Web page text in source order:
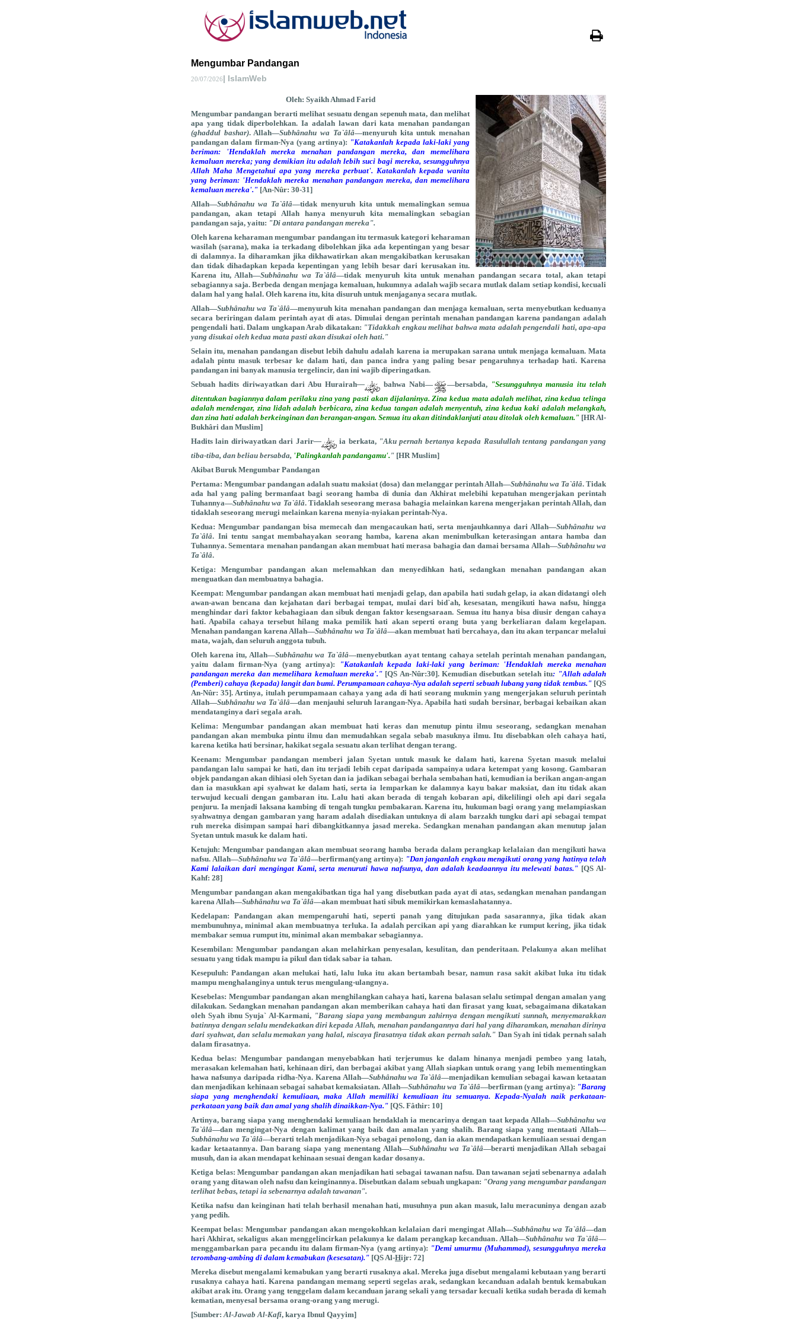
Mengumbar Pandangan
20/07/2026| IslamWeb
Oleh: Syaikh Ahmad Farid
Mengumbar pandangan berarti melihat sesuatu dengan sepenuh mata, dan melihat
apa yang tidak diperbolehkan. Ia adalah lawan dari kata menahan pandangan
(ghaddul bashar). Allah—Subhânahu wa Ta`âlâ—menyuruh kita untuk menahan
pandangan dalam firman-Nya (yang artinya): "Katakanlah kepada laki-laki yang
beriman: 'Hendaklah mereka menahan pandangan mereka, dan memelihara
kemaluan mereka; yang demikian itu adalah lebih suci bagi mereka, sesungguhnya
Allah Maha Mengetahui apa yang mereka perbuat'. Katakanlah kepada wanita
yang beriman: 'Hendaklah mereka menahan pandangan mereka, dan memelihara
kemaluan mereka'." [An-Nûr: 30-31]
Allah—Subhânahu wa Ta`âlâ—tidak menyuruh kita untuk memalingkan semua
pandangan, akan tetapi Allah hanya menyuruh kita memalingkan sebagian
pandangan saja, yaitu: "Di antara pandangan mereka".
Oleh karena keharaman mengumbar pandangan itu termasuk kategori keharaman
wasilah (sarana), maka ia terkadang dibolehkan jika ada kepentingan yang besar
di dalamnya. Ia diharamkan jika dikhawatirkan akan mengakibatkan kerusakan
dan tidak dihadapkan kepada kepentingan yang lebih besar dari kerusakan itu.
Karena itu, Allah—Subhânahu wa Ta`âlâ—tidak menyuruh kita untuk menahan pandangan secara total, akan tetapi
sebagiannya saja. Berbeda dengan menjaga kemaluan, hukumnya adalah wajib secara mutlak dalam setiap kondisi, kecuali
dalam hal yang halal. Oleh karena itu, kita disuruh untuk menjaganya secara mutlak.
Allah—Subhânahu wa Ta`âlâ—menyuruh kita menahan pandangan dan menjaga kemaluan, serta menyebutkan keduanya
secara beriringan dalam perintah ayat di atas. Dimulai dengan perintah menahan pandangan karena pandangan adalah
pengendali hati. Dalam ungkapan Arab dikatakan: "Tidakkah engkau melihat bahwa mata adalah pengendali hati, apa-apa
yang disukai oleh kedua mata pasti akan disukai oleh hati."
Selain itu, menahan pandangan disebut lebih dahulu adalah karena ia merupakan sarana untuk menjaga kemaluan. Mata
adalah pintu masuk terbesar ke dalam hati, dan panca indra yang paling besar pengaruhnya terhadap hati. Karena
pandangan ini banyak manusia tergelincir, dan ini wajib diperingatkan.
Sebuah hadits diriwayatkan dari Abu Hurairah— bahwa Nabi— —bersabda, "Sesungguhnya manusia itu telah
ditentukan bagiannya dalam perilaku zina yang pasti akan dijalaninya. Zina kedua mata adalah melihat, zina kedua telinga
adalah mendengar, zina lidah adalah berbicara, zina kedua tangan adalah menyentuh, zina kedua kaki adalah melangkah,
dan zina hati adalah berkeinginan dan berangan-angan. Semua itu akan ditindaklanjuti atau ditolak oleh kemaluan." [HR Al-
Bukhâri dan Muslim]
Hadits lain diriwayatkan dari Jarir— ia berkata, "Aku pernah bertanya kepada Rasulullah tentang pandangan yang
tiba-tiba, dan beliau bersabda, 'Palingkanlah pandangamu'. " [HR Muslim]
Akibat Buruk Mengumbar Pandangan
Pertama: Mengumbar pandangan adalah suatu maksiat (dosa) dan melanggar perintah Allah—Subhânahu wa Ta`âlâ. Tidak
ada hal yang paling bermanfaat bagi seorang hamba di dunia dan Akhirat melebihi kepatuhan mengerjakan perintah
Tuhannya—Subhânahu wa Ta`âlâ. Tidaklah seseorang merasa bahagia melainkan karena mengerjakan perintah Allah, dan
tidaklah seseorang merugi melainkan karena menyia-nyiakan perintah-Nya.
Kedua: Mengumbar pandangan bisa memecah dan mengacaukan hati, serta menjauhkannya dari Allah—Subhânahu wa
Ta`âlâ. Ini tentu sangat membahayakan seorang hamba, karena akan menimbulkan keterasingan antara hamba dan
Tuhannya. Sementara menahan pandangan akan membuat hati merasa bahagia dan damai bersama Allah—Subhânahu wa
Ta`âlâ.
Ketiga: Mengumbar pandangan akan melemahkan dan menyedihkan hati, sedangkan menahan pandangan akan
menguatkan dan membuatnya bahagia.
Keempat: Mengumbar pandangan akan membuat hati menjadi gelap, dan apabila hati sudah gelap, ia akan didatangi oleh
awan-awan bencana dan kejahatan dari berbagai tempat, mulai dari bid`ah, kesesatan, mengikuti hawa nafsu, hingga
menghindar dari faktor kebahagiaan dan sibuk dengan faktor kesengsaraan. Semua itu hanya bisa diusir dengan cahaya
hati. Apabila cahaya tersebut hilang maka pemilik hati akan seperti orang buta yang berkeliaran dalam kegelapan.
Menahan pandangan karena Allah—Subhânahu wa Ta`âlâ—akan membuat hati bercahaya, dan itu akan terpancar melalui
mata, wajah, dan seluruh anggota tubuh.
Oleh karena itu, Allah—Subhânahu wa Ta`âlâ—menyebutkan ayat tentang cahaya setelah perintah menahan pandangan,
yaitu dalam firman-Nya (yang artinya):
"Katakanlah kepada laki-laki yang beriman: 'Hendaklah mereka menahan
pandangan mereka dan memelihara kemaluan mereka'." [QS An-Nûr:30]. Kemudian disebutkan setelah itu: "Allah adalah
(Pemberi) cahaya (kepada) langit dan bumi. Perumpamaan cahaya-Nya adalah seperti sebuah lubang yang tidak tembus." [QS
An-Nûr: 35]. Artinya, itulah perumpamaan cahaya yang ada di hati seorang mukmin yang mengerjakan seluruh perintah
Allah—Subhânahu wa Ta`âlâ—dan menjauhi seluruh larangan-Nya. Apabila hati sudah bersinar, berbagai kebaikan akan
mendatanginya dari segala arah.
Kelima: Mengumbar pandangan akan membuat hati keras dan menutup pintu ilmu seseorang, sedangkan menahan
pandangan akan membuka pintu ilmu dan memudahkan segala sebab masuknya ilmu. Itu disebabkan oleh cahaya hati,
karena ketika hati bersinar, hakikat segala sesuatu akan terlihat dengan terang.
Keenam: Mengumbar pandangan memberi jalan Syetan untuk masuk ke dalam hati, karena Syetan masuk melalui
pandangan lalu sampai ke hati, dan itu terjadi lebih cepat daripada sampainya udara ketempat yang kosong. Gambaran
objek pandangan akan dihiasi oleh Syetan dan ia jadikan sebagai berhala sembahan hati, kemudian ia berikan angan-angan
dan ia masukkan api syahwat ke dalam hati, serta ia lemparkan ke dalamnya kayu bakar maksiat, dan itu tidak akan
terwujud kecuali dengan gambaran itu. Lalu hati akan berada di tengah kobaran api, dikelilingi oleh api dari segala
penjuru. Ia menjadi laksana kambing di tengah tungku pembakaran. Karena itu, hukuman bagi orang yang melampiaskan
syahwatnya dengan gambaran yang haram adalah disediakan untuknya di alam barzakh tungku dari api sebagai tempat
ruh mereka disimpan sampai hari dibangkitkannya jasad mereka. Sedangkan menahan pandangan akan menutup jalan
Syetan untuk masuk ke dalam hati.
Ketujuh: Mengumbar pandangan akan membuat seorang hamba berada dalam perangkap kelalaian dan mengikuti hawa
nafsu. Allah—Subhânahu wa Ta`âlâ—berfirman(yang artinya): "Dan janganlah engkau mengikuti orang yang hatinya telah
Kami lalaikan dari mengingat Kami, serta menuruti hawa nafsunya, dan adalah keadaannya itu melewati batas." [QS Al-
Kahf: 28]
Mengumbar pandangan akan mengakibatkan tiga hal yang disebutkan pada ayat di atas, sedangkan menahan pandangan
karena Allah—Subhânahu wa Ta`âlâ—akan membuat hati sibuk memikirkan kemaslahatannya.
Kedelapan: Pandangan akan mempengaruhi hati, seperti panah yang ditujukan pada sasarannya, jika tidak akan
membunuhnya, minimal akan membuatnya terluka. Ia adalah percikan api yang diarahkan ke rumput kering, jika tidak
membakar semua rumput itu, minimal akan membakar sebagiannya.
Kesembilan: Mengumbar pandangan akan melahirkan penyesalan, kesulitan, dan penderitaan. Pelakunya akan melihat
sesuatu yang tidak mampu ia pikul dan tidak sabar ia tahan.
Kesepuluh: Pandangan akan melukai hati, lalu luka itu akan bertambah besar, namun rasa sakit akibat luka itu tidak
mampu menghalanginya untuk terus mengulang-ulangnya.
Kesebelas: Mengumbar pandangan akan menghilangkan cahaya hati, karena balasan selalu setimpal dengan amalan yang
dilakukan. Sedangkan menahan pandangan akan memberikan cahaya hati dan firasat yang kuat, sebagaimana dikatakan
oleh Syah ibnu Syuja` Al-Karmani, "Barang siapa yang membangun zahirnya dengan mengikuti sunnah, menyemarakkan
batinnya dengan selalu mendekatkan diri kepada Allah, menahan pandangannya dari hal yang diharamkan, menahan dirinya
dari syahwat, dan selalu memakan yang halal, niscaya firasatnya tidak akan pernah salah." Dan Syah ini tidak pernah salah
dalam firasatnya.
Kedua belas: Mengumbar pandangan menyebabkan hati terjerumus ke dalam hinanya menjadi pembeo yang latah,
merasakan kelemahan hati, kehinaan diri, dan berbagai akibat yang Allah siapkan untuk orang yang lebih mementingkan
hawa nafsunya daripada ridha-Nya. Karena Allah—Subhânahu wa Ta`âlâ—menjadikan kemulian sebagai kawan ketaatan
dan menjadikan kehinaan sebagai sahabat kemaksiatan. Allah—Subhânahu wa Ta`âlâ—berfirman (yang artinya): "Barang
siapa yang menghendaki kemuliaan, maka Allah memiliki kemuliaan itu semuanya. Kepada-Nyalah naik perkataan-
perkataan yang baik dan amal yang shalih dinaikkan-Nya." [QS. Fâthir: 10]
Artinya, barang siapa yang menghendaki kemuliaan hendaklah ia mencarinya dengan taat kepada Allah—Subhânahu wa
Ta`âlâ—dan mengingat-Nya dengan kalimat yang baik dan amalan yang shalih. Barang siapa yang mentaati Allah—
Subhânahu wa Ta`âlâ—berarti telah menjadikan-Nya sebagai penolong, dan ia akan mendapatkan kemuliaan sesuai dengan
kadar ketaatannya. Dan barang siapa yang menentang Allah—Subhânahu wa Ta`âlâ—berarti menjadikan Allah sebagai
musuh, dan ia akan mendapat kehinaan sesuai dengan kadar dosanya.
Ketiga belas: Mengumbar pandangan akan menjadikan hati sebagai tawanan nafsu. Dan tawanan sejati sebenarnya adalah
orang yang ditawan oleh nafsu dan keinginannya. Disebutkan dalam sebuah ungkapan: "Orang yang mengumbar pandangan
terlihat bebas, tetapi ia sebenarnya adalah tawanan".
Ketika nafsu dan keinginan hati telah berhasil menahan hati, musuhnya pun akan masuk, lalu meracuninya dengan azab
yang pedih.
Keempat belas: Mengumbar pandangan akan mengokohkan kelalaian dari mengingat Allah—Subhânahu wa Ta`âlâ—dan
hari Akhirat, sekaligus akan menggelincirkan pelakunya ke dalam perangkap kecanduan. Allah—Subhânahu wa Ta`âlâ—
menggambarkan para pecandu itu dalam firman-Nya (yang artinya): "Demi umurmu (Muhammad), sesungguhnya mereka
terombang-ambing di dalam kemabukan (kesesatan)." [QS Al-Hijr: 72]
Mereka disebut mengalami kemabukan yang berarti rusaknya akal. Mereka juga disebut mengalami kebutaan yang berarti
rusaknya cahaya hati. Karena pandangan memang seperti segelas arak, sedangkan kecanduan adalah bentuk kemabukan
akibat arak itu. Orang yang tenggelam dalam kecanduan jarang sekali yang tersadar kecuali ketika sudah berada di kemah
kematian, menyesal bersama orang-orang yang merugi.
[Sumber: Al-Jawab Al-Kafi, karya Ibnul Qayyim]